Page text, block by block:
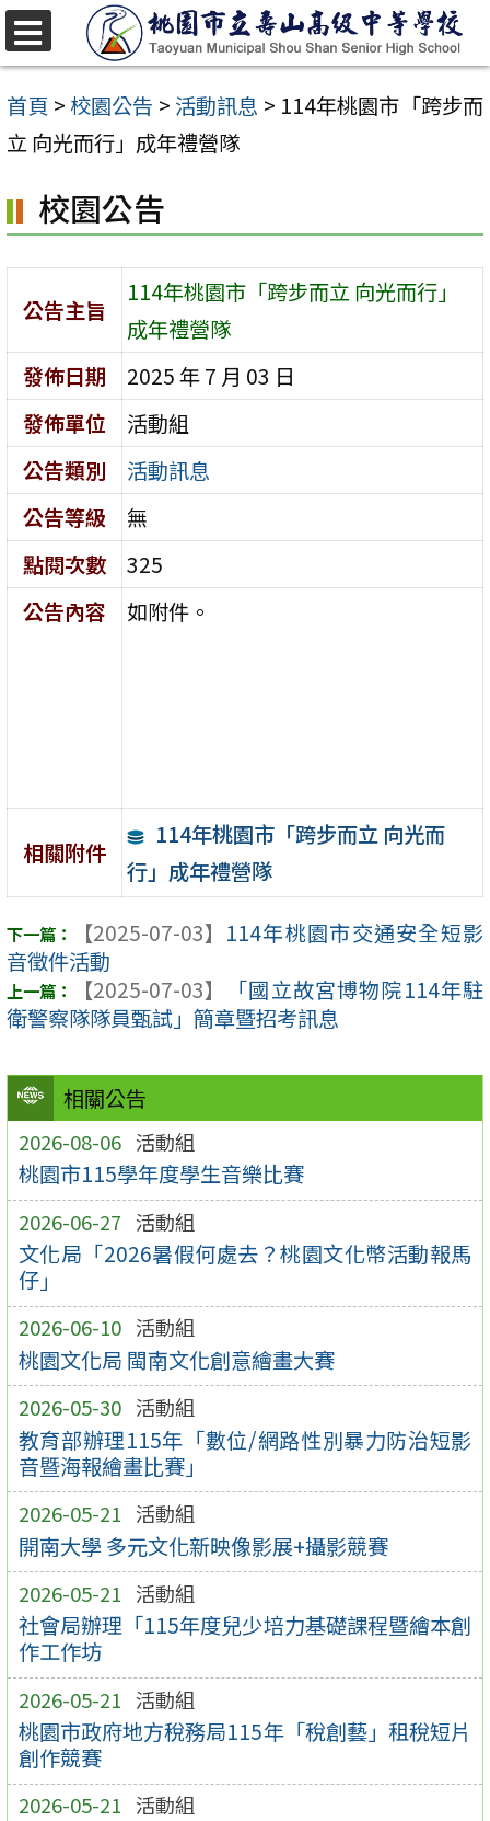
跳
至
主
要
容
區
首頁 >校園公告 > 活動訊息 > 114年桃園市「跨步而
立 向光而行」成年禮營隊
相關公告
2026-08-06 活動組
桃園市115學年度學生音樂比賽
2026-06-27 活動組
文化局「2026暑假何處去？桃園文化幣活動報馬
仔」
2026-06-10 活動組
桃園文化局 閩南文化創意繪畫大賽
2026-05-30 活動組
教育部辦理115年「數位/網路性別暴力防治短影
音暨海報繪畫比賽」
2026-05-21 活動組
開南大學 多元文化新映像影展+攝影競賽
2026-05-21 活動組
社會局辦理「115年度兒少培力基礎課程暨繪本創
作工作坊
2026-05-21 活動組
桃園市政府地方稅務局115年「稅創藝」租稅短片
創作競賽
2026-05-21 活動組
校園公告
公告主旨
114年桃園市「跨步而立 向光而行」
成年禮營隊
發佈日期
2025 年 7 月 03 日
發佈單位
活動組
公告類別
活動訊息
公告等級
無
點閱次數
325
公告內容
如附件。
相關附件
114年桃園市「跨步而立 向光而
行」成年禮營隊
【2025-07-03】 114年桃園市交通安全短影
音徵件活動
【2025-07-03】
「國立故宮博物院114年駐
衛警察隊隊員甄試」簡章暨招考訊息
選
單